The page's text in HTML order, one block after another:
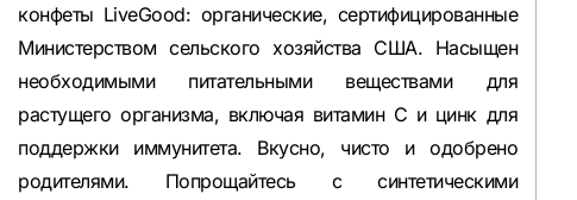
конфеты LiveGood: органические, сертифицированные
Министерством сельского хозяйства США. Насыщен
необходимыми питательными веществами для
растущего организма, включая витамин С и цинк для
поддержки иммунитета. Вкусно, чисто и одобрено
родителями. Попрощайтесь с синтетическими